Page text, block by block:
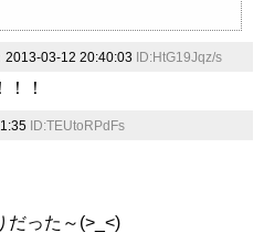
2013-03-12 20:40:03 ID:HtG19Jqz/s
！
ID:TEUtoRPdFs
だった～(>_<)